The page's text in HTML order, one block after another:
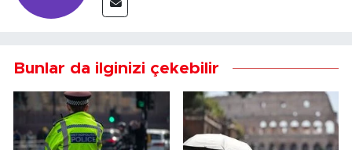
Bunlar da ilginizi çekebilir